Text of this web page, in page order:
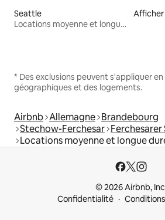
Seattle
Locations moyenne et longue durée
Afficher
* Des exclusions peuvent s'appliquer
géographiques et des logements.
Airbnb Allemagne Brandebourg
Stechow-Ferchesar Ferchesarer
Locations moyenne et longue
© 2026 Airbnb,
Confidentialité